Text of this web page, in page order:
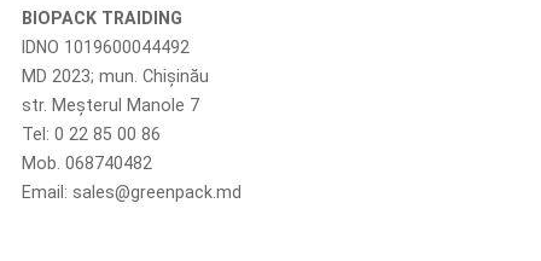
BIOPACK TRAIDING
IDNO 1019600044492
MD 2023; mun. Chișinău
str. Meșterul Manole 7
Tel: 0 22 85 00 86
Mob. 068740482
Email: sales@greenpack.md